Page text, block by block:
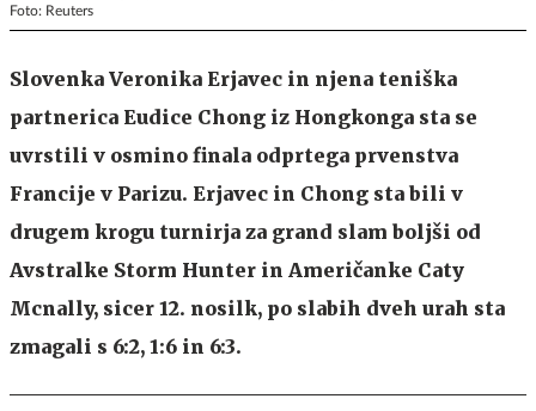
Foto: Reuters
Slovenka Veronika Erjavec in njena teniška
partnerica Eudice Chong iz Hongkonga sta se
uvrstili v osmino finala odprtega prvenstva
Francije v Parizu. Erjavec in Chong sta bili v
drugem krogu turnirja za grand slam boljši od
Avstralke Storm Hunter in Američanke Caty
Mcnally, sicer 12. nosilk, po slabih dveh urah sta
zmagali s 6:2, 1:6 in 6:3.